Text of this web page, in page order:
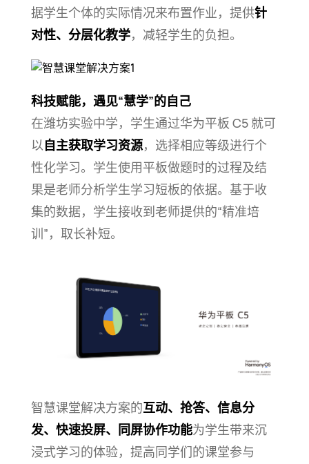
据学生个体的实际情况来布置作业，提供针
对性、分层化教学，减轻学生的负担。
科技赋能，遇见“慧学”的自己
在潍坊实验中学，学生通过华为平板 C5 就可
以自主获取学习资源，选择相应等级进行个
性化学习。学生使用平板做题时的过程及结
果是老师分析学生学习短板的依据。基于收
集的数据，学生接收到老师提供的“精准培
训”，取长补短。
智慧课堂解决方案的互动、抢答、信息分
发、快速投屏、同屏协作功能为学生带来沉
浸式学习的体验，提高同学们的课堂参与